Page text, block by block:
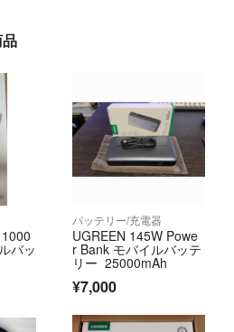
バッ
バッテリー/充電器
UGREEN 145W Powe
r Bank モバイルバッテ
リー 25000mAh
¥7,000